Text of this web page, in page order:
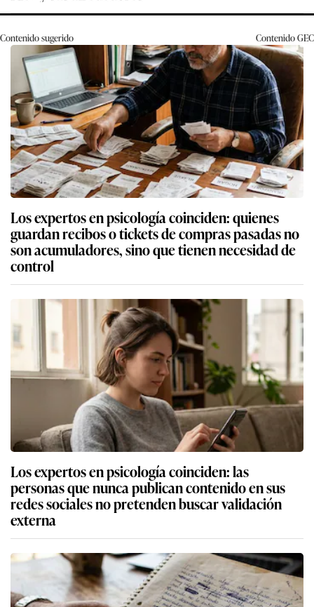
Contenido sugerido ContenidoGEC
Los expertos en psicología coinciden: quienes
guardan recibos o tickets de compras pasadas no
son acumuladores, sino que tienen necesidad de
control
Los expertos en psicología coinciden: las
personas que nunca publican contenido en sus
redes sociales no pretenden buscar validación
externa